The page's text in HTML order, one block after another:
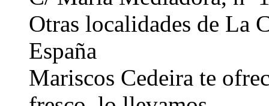
Otras localidades de La
España
Mariscos Cedeira te